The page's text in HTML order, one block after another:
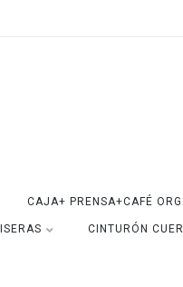
CAJA+ PRENSA+CAFÉ
CINTURÓN